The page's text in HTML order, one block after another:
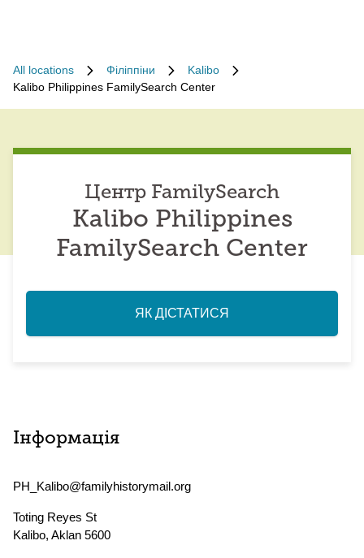
All locations Філіппіни
Kalibo
Kalibo Philippines FamilySearch Center
Центр FamilySearch
Kalibo Philippines
FamilySearch Center
ЯК ДІСТАТИСЯ
Інформація
PH_Kalibo@familyhistorymail.org
Toting Reyes St
Kalibo, Aklan 5600